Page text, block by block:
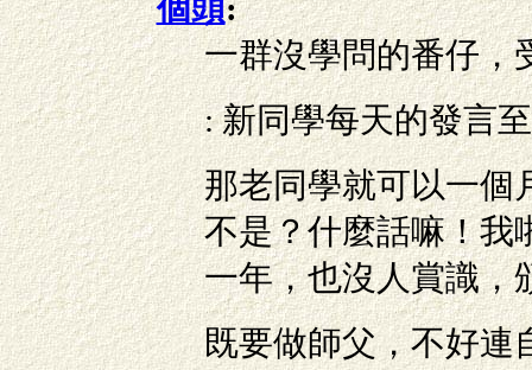
個頭:
一群沒學問的番仔，
: 新同學每天的發言
那老同學就可以一個
不是？什麼話嘛！我
一年，也沒人賞識
既要做師父，不好連